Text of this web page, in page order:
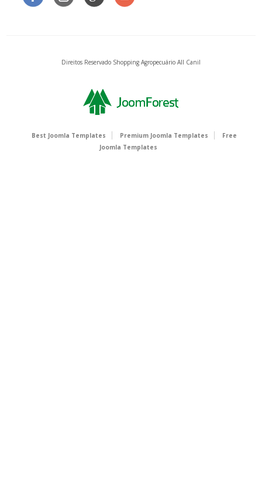
Direitos Reservado Shopping Agropecuário All Canil
Best Joomla Templates Premium Joomla Templates
Free
Joomla Templates